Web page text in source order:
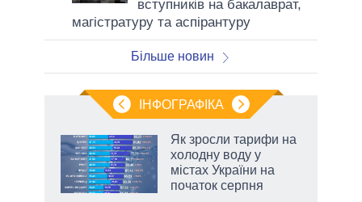
вступників на бакалаврат,
магістратуру та аспірантуру
Більше новин
ІНФОГРАФІКА
Як зросли тарифи на
холодну воду у
містах України на
початок серпня